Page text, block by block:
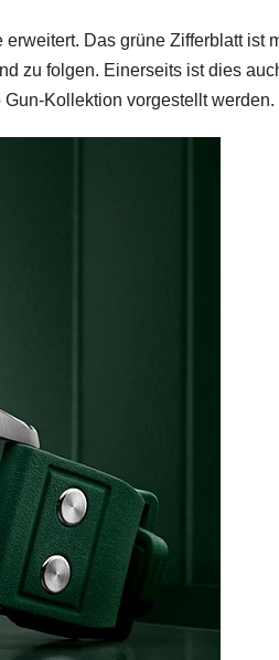
Das grüne Zifferblatt ist
zu folgen. Einerseits ist dies
Kollektion vorgestellt werden.